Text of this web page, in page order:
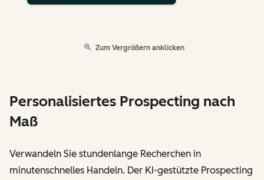
Zum Vergrößern anklicken
Personalisiertes Prospecting nach
Maß
Verwandeln Sie stundenlange Recherchen in
minutenschnelles Handeln. Der KI-gestützte Prospecting